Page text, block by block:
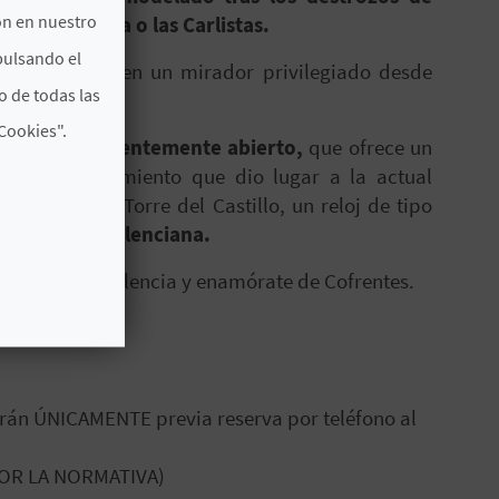
o las Carlistas.
convertida en un mirador privilegiado desde
recientemente abierto, que ofrece un
del asentamiento que dio lugar a la actual
Reloj de la Torre del Castillo, un reloj de tipo
Valenciana.
de Valencia y enamórate de Cofrentes.
ÚNICAMENTE previa reserva por teléfono al
LA NORMATIVA)
en nuestro
el
de todas las